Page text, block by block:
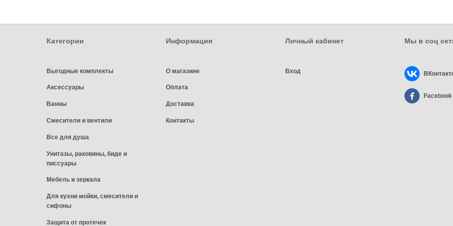
Категории
Выгодные комплекты
Аксессуары
Ванны
Смесители и вентили
Все для душа
Унитазы, раковины, биде и
писсуары
Мебель и зеркала
Для кухни мойки, смесители и
сифоны
Защита от протечек
Информация
О магазине
Оплата
Доставка
Контакты
Личный кабинет
Вход
Мы в соц
Facebook